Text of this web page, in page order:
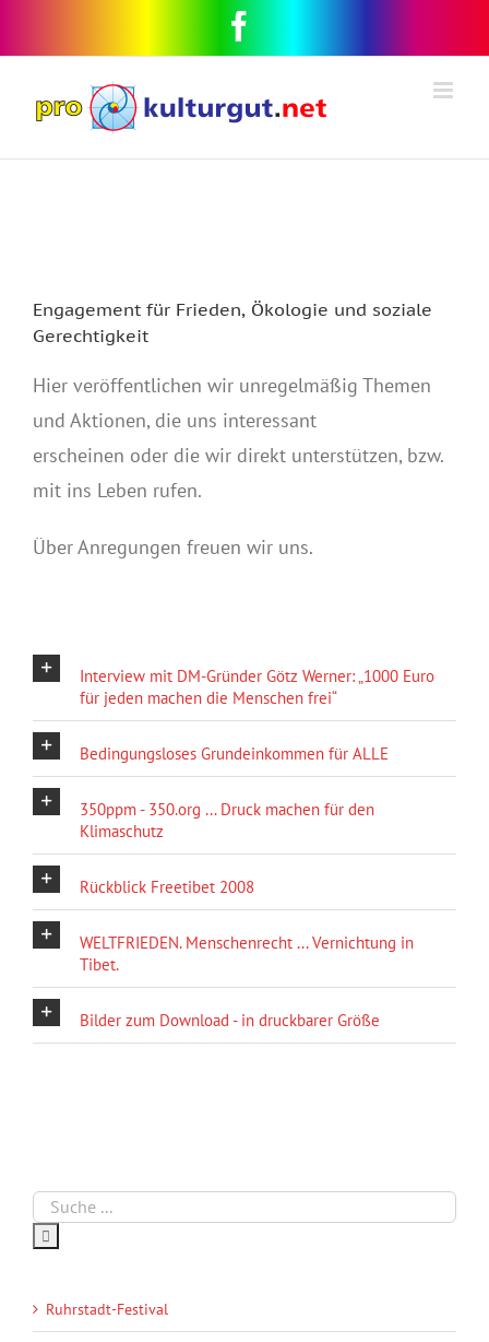
Engagement für Frieden, Ökologie und soziale
Gerechtigkeit
Hier veröffentlichen wir unregelmäßig Themen
und Aktionen, die uns interessant
erscheinen oder die wir direkt unterstützen, bzw.
mit ins Leben rufen.
Über Anregungen freuen wir uns.
Interview mit DM-Gründer Götz Werner: „1000 Euro
für jeden machen die Menschen frei“
Bedingungsloses Grundeinkommen für ALLE
350ppm - 350.org ... Druck machen für den
Klimaschutz
Rückblick Freetibet 2008
WELTFRIEDEN. Menschenrecht ... Vernichtung in
Tibet.
Bilder zum Download - in druckbarer Größe
Ruhrstadt-Festival